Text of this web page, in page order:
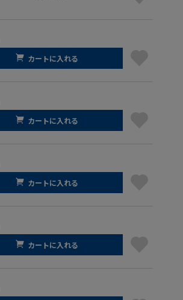
カートに入れる
カートに入れる
カートに入れる
カートに入れる